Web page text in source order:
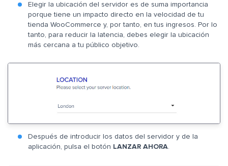
Elegir la ubicación del servidor es de suma importancia
porque tiene un impacto directo en la velocidad de tu
tienda WooCommerce y, por tanto, en tus ingresos. Por lo
tanto, para reducir la latencia, debes elegir la ubicación
más cercana a tu público objetivo.
Después de introducir los datos del servidor y de la
aplicación, pulsa el botón LANZAR AHORA.